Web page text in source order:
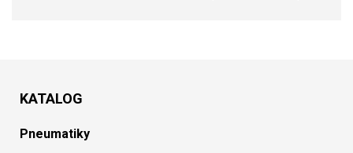
KATALOG
Pneumatiky